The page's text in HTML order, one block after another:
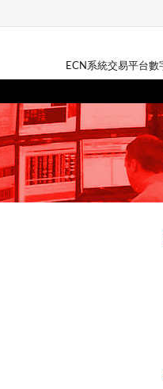
ECN系統交易平台數